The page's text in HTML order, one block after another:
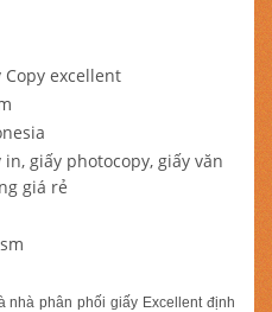
Copy excellent
in, giấy photocopy, giấy văn
giá rẻ
nhà phân phối giấy Excellent định